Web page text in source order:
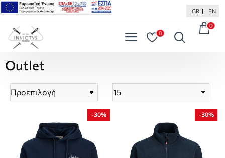
GR EN
0
0
Outlet
-30% -30%